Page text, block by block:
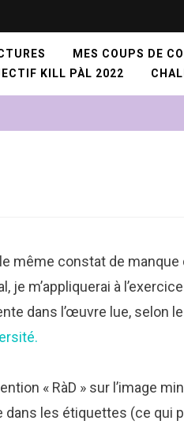
MES COUPS DE
KILL PÀL 2022
même constat de manque
m’appliquerai à
dans l’œuvre lue, selon
« RàD » sur l’image
dans les étiquettes (ce qui